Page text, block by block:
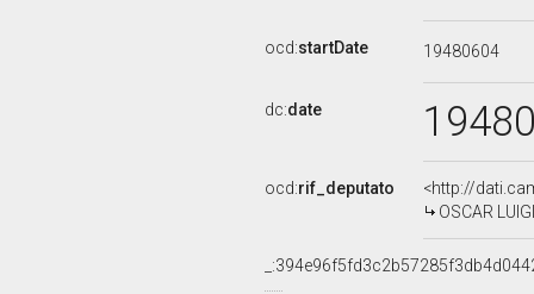
ocd:startDate 19480604
dc:date
ocd:rif_deputato
<http://
OSCAR